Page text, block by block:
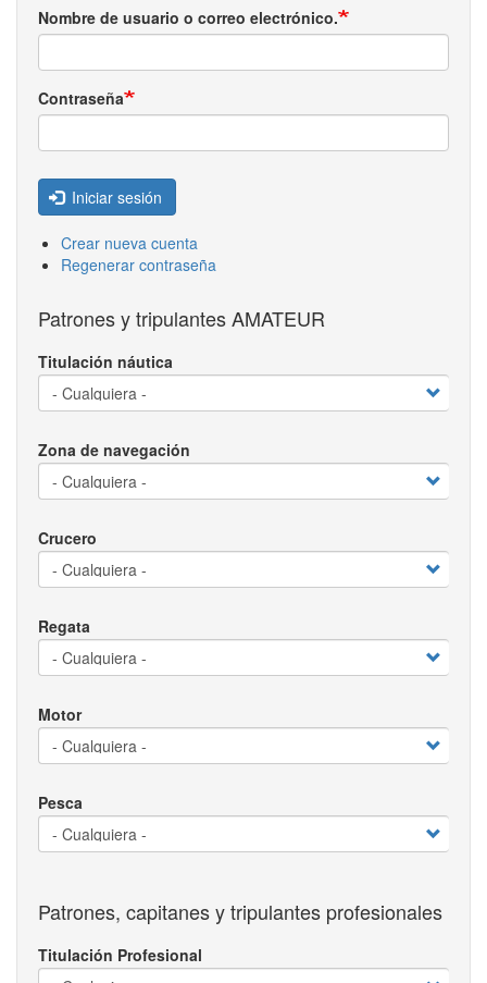
Nombre de usuario o correo electrónico.
Contraseña
Iniciar sesión
Crear nueva cuenta
Regenerar contraseña
Patrones y tripulantes AMATEUR
Titulación náutica
Zona de navegación
Crucero
Regata
Motor
Pesca
Patrones, capitanes y tripulantes profesionales
Titulación Profesional